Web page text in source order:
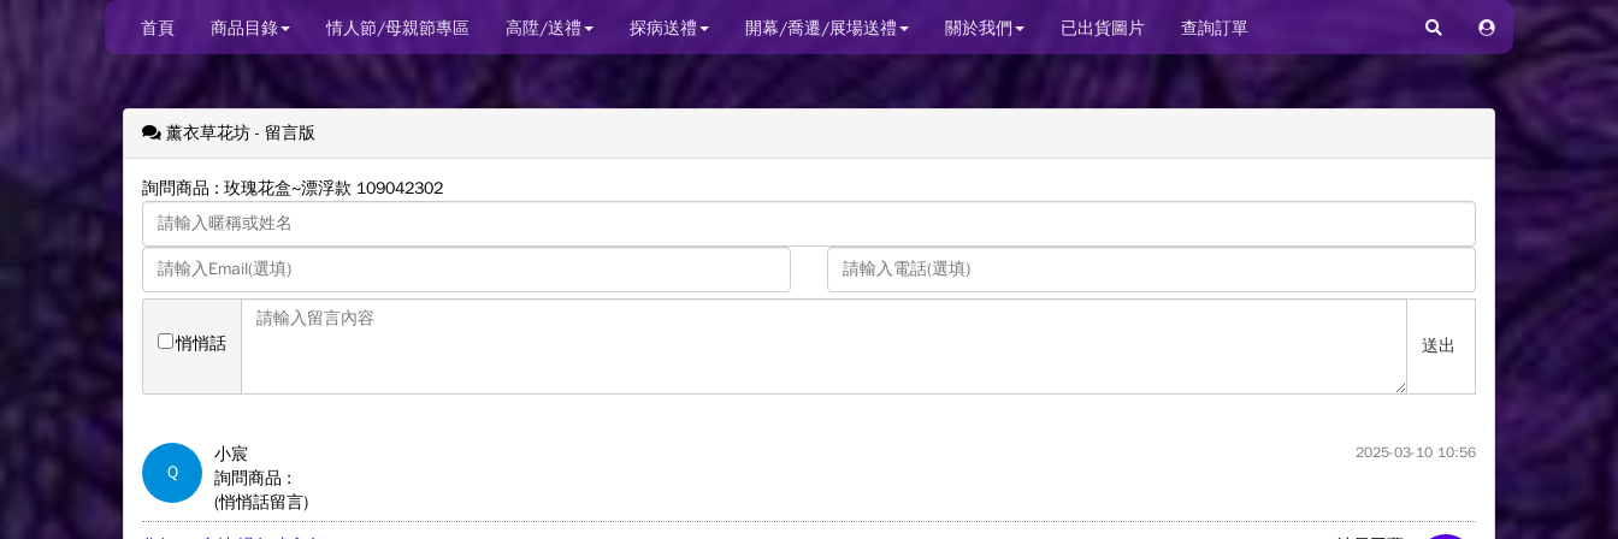
首頁 商品目錄 情人節/母親節專區 高陞/送禮 探病送禮 開幕/喬遷/展場送禮 關於我們 已出貨圖片 查詢訂單
薰衣草花坊 - 留言版
詢問商品 : 玫瑰花盒~漂浮款 109042302
悄悄話 送出
Q
小宸 2025-03-10 10:56
詢問商品 :
(悄悄話留言)